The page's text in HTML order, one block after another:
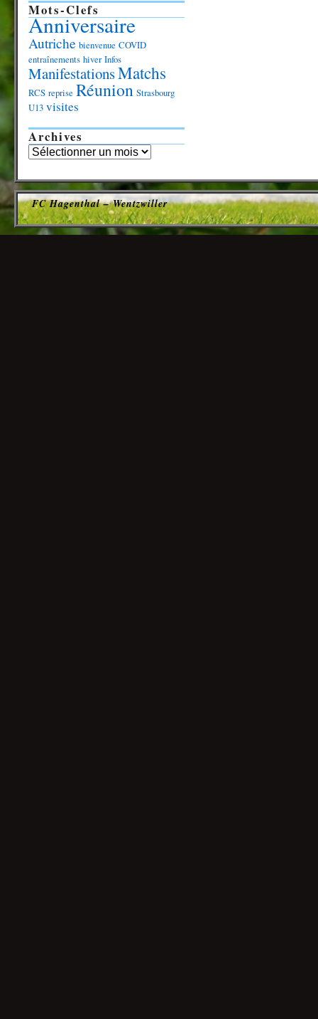
Mots-Clefs
Anniversaire
Autriche bienvenue COVID
entraînements hiver Infos
ManifestationsMatchs
RCS reprise Réunion Strasbourg
U13 visites
Archives
FC Hagenthal – Wentzwiller